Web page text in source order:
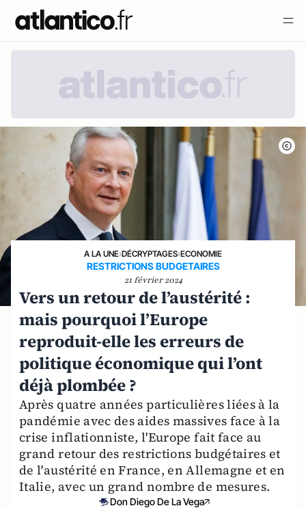
A LA UNE›DÉCRYPTAGES›ECONOMIE
RESTRICTIONS BUDGETAIRES
21 février 2024
Vers un retour de l’austérité :
mais pourquoi l’Europe
reproduit-elle les erreurs de
politique économique qui l’ont
déjà plombée ?
Après quatre années particulières liées à la
pandémie avec des aides massives face à la
crise inflationniste, l'Europe fait face au
grand retour des restrictions budgétaires et
de l'austérité en France, en Allemagne et en
Italie, avec un grand nombre de mesures.
Don Diego De La Vega